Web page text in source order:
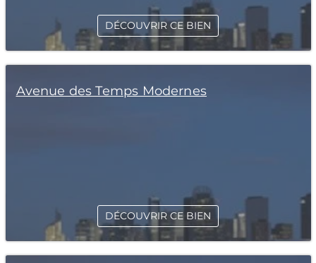
DÉCOUVRIR CE BIEN
Avenue des Temps Modernes
DÉCOUVRIR CE BIEN